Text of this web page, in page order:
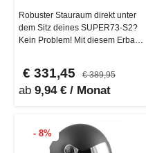
Robuster Stauraum direkt unter
dem Sitz deines SUPER73-S2?
Kein Problem! Mit diesem Erban
€ 331,45 € 389,95
ab 9,94 € / Monat
- 8%